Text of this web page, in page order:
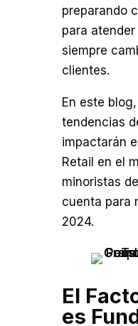
preparando
para
siempre
clientes.
En este
tendencias
impactarán
Retail en el
minoristas
cuenta para
2024.
El
es